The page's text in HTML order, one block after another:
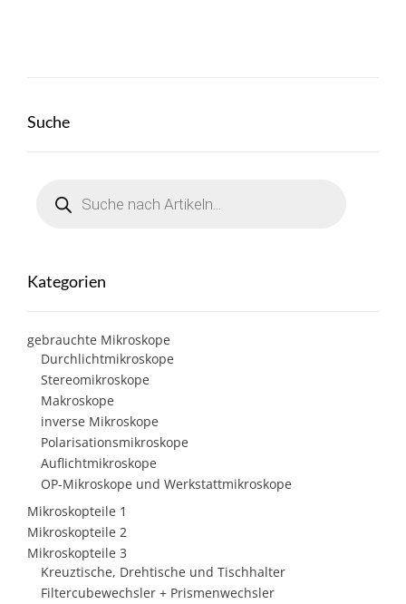
Suche
search
Kategorien
gebrauchte Mikroskope
Durchlichtmikroskope
Stereomikroskope
Makroskope
inverse Mikroskope
Polarisationsmikroskope
Auflichtmikroskope
OP-Mikroskope und Werkstattmikroskope
Mikroskopteile 1
Mikroskopteile 2
Mikroskopteile 3
Kreuztische, Drehtische und Tischhalter
Filtercubewechsler + Prismenwechsler